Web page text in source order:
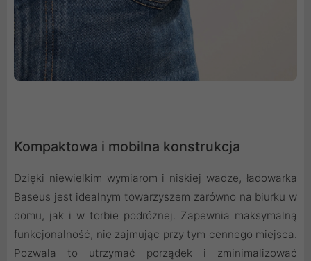
Kompaktowa i mobilna konstrukcja
Dzięki niewielkim wymiarom i niskiej wadze, ładowarka
Baseus jest idealnym towarzyszem zarówno na biurku w
domu, jak i w torbie podróżnej. Zapewnia maksymalną
funkcjonalność, nie zajmując przy tym cennego miejsca.
Pozwala to utrzymać porządek i zminimalizować